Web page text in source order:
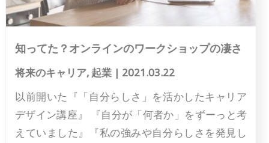
知ってた？オンラインのワークショップの凄さ
将来のキャリア ,起業 |2021.03.22
以前開いた『「自分らしさ」を活かしたキャリア
デザイン講座』 『自分が「何者か」をずーっと考
えていました』『私の強みや自分らしさを発見し